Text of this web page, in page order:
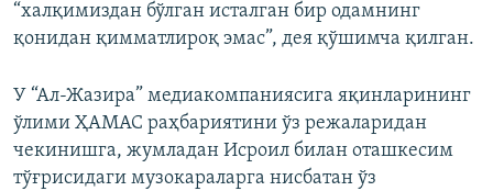
“халқимиздан бўлган исталган бир одамнинг
қонидан қимматлироқ эмас”, дея қўшимча қилган.
У “Ал-Жазира” медиакомпаниясига яқинларининг
ўлими ҲАМАС раҳбариятини ўз режаларидан
чекинишга, жумладан Исроил билан оташкесим
тўғрисидаги музокараларга нисбатан ўз